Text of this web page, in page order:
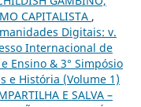
CAPITALISTA ,
Digitais: v.
Internacional de
Ensino & 3° Simpósio
e História (Volume 1)
E SALVA –